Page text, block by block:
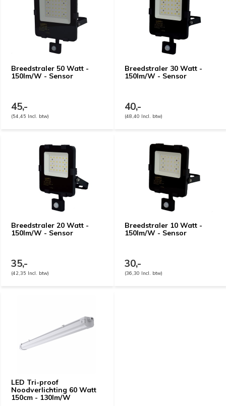
Breedstraler 50 Watt -
150lm/W - Sensor
45,-
(54,45 Incl. btw)
Breedstraler 30 Watt -
150lm/W - Sensor
40,-
(48,40 Incl. btw)
Breedstraler 20 Watt -
150lm/W - Sensor
35,-
(42,35 Incl. btw)
Breedstraler 10 Watt -
150lm/W - Sensor
30,-
(36,30 Incl. btw)
LED Tri-proof
Noodverlichting 60 Watt
150cm - 130lm/W